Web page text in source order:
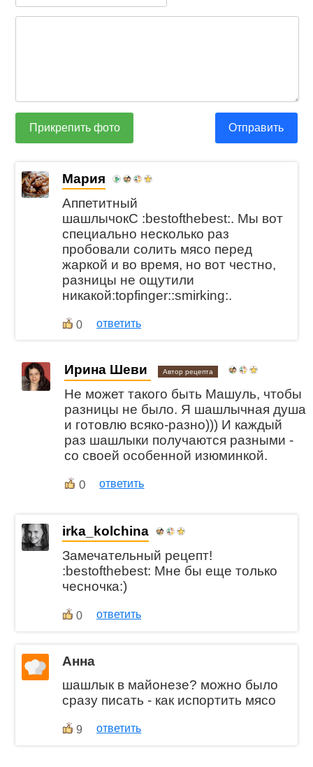
Прикрепить фото Отправить
Мария
Аппетитный
шашлычокС :bestofthebest:. Мы вот
специально несколько раз
пробовали солить мясо перед
жаркой и во время, но вот честно,
разницы не ощутили
никакой:topfinger::smirking:.
0 ответить
Ирина Шеви Автор рецепта
Не может такого быть Машуль, чтобы
разницы не было. Я шашлычная душа
и готовлю всяко-разно))) И каждый
раз шашлыки получаются разными -
со своей особенной изюминкой.
0 ответить
irka_kolchina
Замечательный рецепт!
:bestofthebest: Мне бы еще только
чесночка:)
0 ответить
Анна
шашлык в майонезе? можно было
сразу писать - как испортить мясо
9 ответить